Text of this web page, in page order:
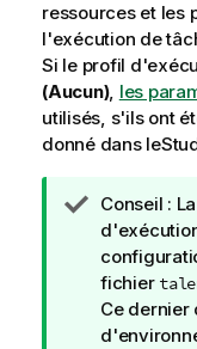
ressources et les
l'exécution de
Si le profil
(Aucun), les
utilisés, s'ils ont
donné dans le
N
o
t
e
I
n
Conseil :
fichier
Ce dernier